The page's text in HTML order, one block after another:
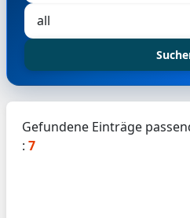
Gefundene Einträge
: 7